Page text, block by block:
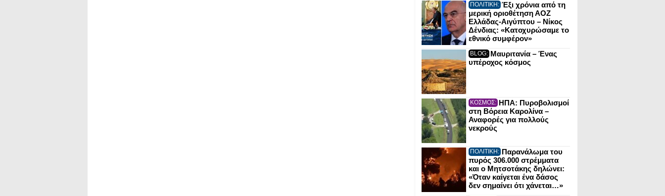
ΠΟΛΙΤΙΚΗ: Έξι χρόνια από τη
μερική οριοθέτηση ΑΟΖ
Ελλάδας-Αιγύπτου – Νίκος
Δένδιας: «Κατοχυρώσαμε το
εθνικό συμφέρον»
BLOG: Μαυριτανία – Ένας
υπέροχος κόσμος
ΚΟΣΜΟΣ: ΗΠΑ: Πυροβολισμοί
στη Βόρεια Καρολίνα –
Αναφορές για πολλούς
νεκρούς
ΠΟΛΙΤΙΚΗ: Παρανάλωμα του
πυρός 306.000 στρέμματα
και ο Μητσοτάκης δηλώνει:
«Όταν καίγεται ένα δάσος
δεν σημαίνει ότι χάνεται…»